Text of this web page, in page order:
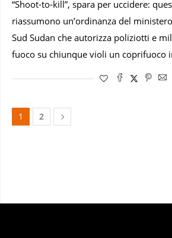
“Shoot-to-kill”, spara per uccidere:
riassumono un’ordinanza del
Sud Sudan che autorizza poliziotti e
fuoco su chiunque violi un coprifuoco
1 2